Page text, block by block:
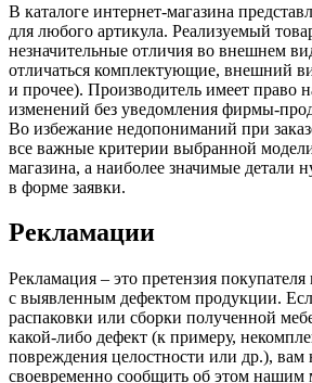
В каталоге интернет-магазина
для любого артикула. Реализуемый
незначительные отличия во внешнем
отличаться комплектующие, внешний
и прочее). Производитель имеет право
изменений без уведомления фирмы-
Во избежание недопониманий при
все важные критерии выбранной
магазина, а наиболее значимые детали
в форме заявки.
Рекламации
Рекламация – это претензия покупателя
с выявленным дефектом продукции.
распаковки или сборки полученной
какой-либо дефект (к примеру,
повреждения целостности или др.), вам
своевременно сообщить об этом нашим